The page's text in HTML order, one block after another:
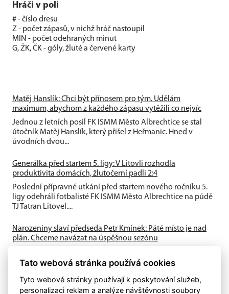
Hráči v poli
# - číslo dresu
Z - počet zápasů, v nichž hráč nastoupil
MIN - počet odehraných minut
G, ŽK, ČK - góly, žluté a červené karty
Matěj Hanslík: Chci být přínosem pro tým. Udělám
maximum, abychom z každého zápasu vytěžili co nejvíc
Jednou z letních posil FK ISMM Město Albrechtice se stal
útočník Matěj Hanslík, který přišel z Heřmanic. Hned v
úvodních dvou...
Generálka před startem 5. ligy: V Litovli rozhodla
produktivita domácích, žlutočerní padli 2:4
Poslední přípravné utkání před startem nového ročníku 5.
ligy odehráli fotbalisté FK ISMM Město Albrechtice na půdě
TJ Tatran Litovel....
Narozeniny slaví předseda Petr Kmínek: Páté místo je nad
plán. Chceme navázat na úspěšnou sezónu
výsledky. A-tým obsadil výborné 5. místo, dařilo se také
Tato webová stránka používá cookies
Tyto webové stránky používají k poskytování služeb,
personalizaci reklam a analýze návštěvnosti soubory